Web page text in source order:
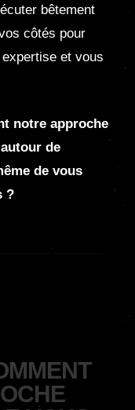
bêtement
côtés pour
et vous
notre approche
de
de vous
?